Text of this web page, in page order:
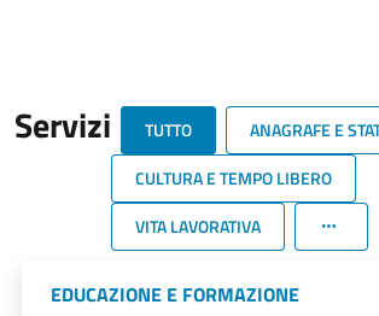
Servizi TUTTO
ANAGRAFE E
CULTURA E TEMPO LIBERO
VITA LAVORATIVA
EDUCAZIONE E FORMAZIONE